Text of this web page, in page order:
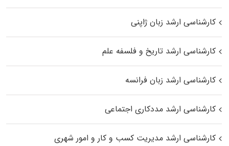
کارشناسی ارشد زبان ژاپنی
کارشناسی ارشد تاریخ و فلسفه علم
کارشناسی ارشد زبان فرانسه
کارشناسی ارشد مددکاری اجتماعی
کارشناسی ارشد مدیریت کسب و کار و امور شهری